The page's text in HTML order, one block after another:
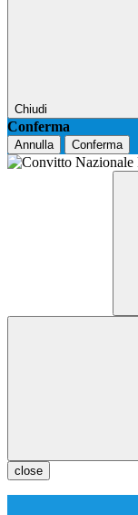
Chiudi
Conferma
Annulla Conferma
close